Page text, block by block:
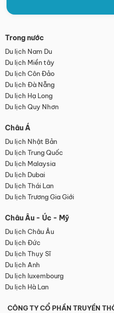
Trong nước
Du lịch Nam Du
Du lịch Miền tây
Du lịch Côn Đảo
Du lịch Đà Nẵng
Du lịch Hạ Long
Du lịch Quy Nhơn
Châu Á
Du lịch Nhật Bản
Du lịch Trung Quốc
Du lịch Malaysia
Du lịch Dubai
Du lịch Thái Lan
Du lịch Trương Gia Giới
Châu Âu - Úc - Mỹ
Du lịch Châu Âu
Du lịch Đức
Du lịch Thụy Sĩ
Du lịch Anh
Du lịch luxembourg
Du lịch Hà Lan
CÔNG TY CỔ PHẦN TRUYỀN